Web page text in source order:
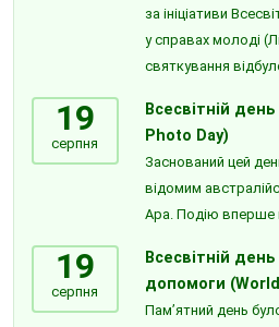
за ініціативи
у справах молоді
святкування
19
серпня
Всесвітній
Photo Day)
Заснований цей
відомим
Ара. Подію вперше
19
серпня
Всесвітній день
допомоги
Пам’ятний день